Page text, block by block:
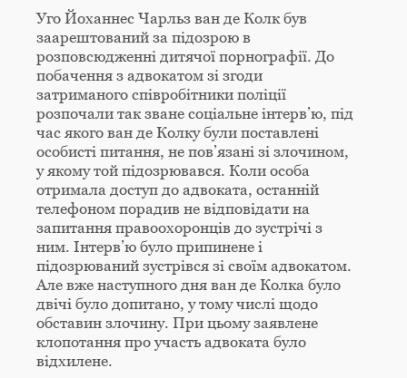
Уго Йоханнес Чарльз ван де Колк був
заарештований за підозрою в
розповсюдженні дитячої порнографії. До
побачення з адвокатом зі згоди
затриманого співробітники поліції
розпочали так зване соціальне інтерв’ю, під
час якого ван де Колку були поставлені
особисті питання, не пов’язані зі злочином,
у якому той підозрювався. Коли особа
отримала доступ до адвоката, останній
телефоном порадив не відповідати на
запитання правоохоронців до зустрічі з
ним. Інтерв’ю було припинене і
підозрюваний зустрівся зі своїм адвокатом.
Але вже наступного дня ван де Колка було
двічі було допитано, у тому числі щодо
обставин злочину. При цьому заявлене
клопотання про участь адвоката було
відхилене.